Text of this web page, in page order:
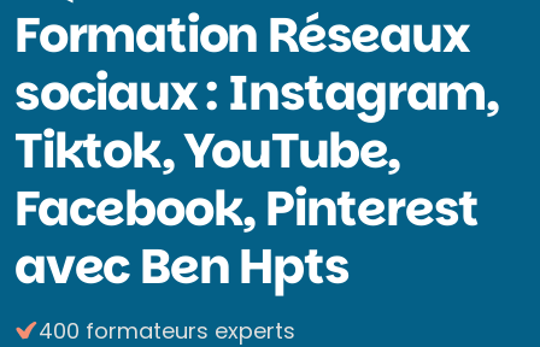
FormationRéseaux
sociaux : Instagram,
Tiktok, YouTube,
Facebook, Pinterest
avec Ben Hpts
400 formateurs experts